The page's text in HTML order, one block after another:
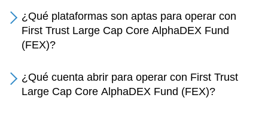
¿Qué plataformas son aptas para operar con
First Trust Large Cap Core AlphaDEX Fund
(FEX)?
¿Qué cuenta abrir para operar con First Trust
Large Cap Core AlphaDEX Fund (FEX)?